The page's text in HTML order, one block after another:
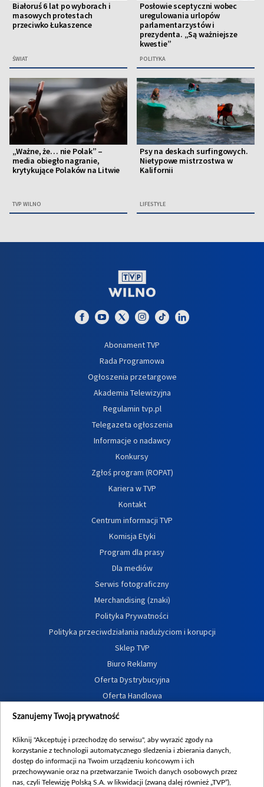
Białoruś 6 lat po wyborach i
masowych protestach
przeciwko Łukaszence
ŚWIAT
Posłowie sceptyczni wobec
uregulowania urlopów
parlamentarzystów i
prezydenta. „Są ważniejsze
kwestie”
POLITYKA
„Ważne, że… nie Polak” –
media obiegło nagranie,
krytykujące Polaków na Litwie
TVP WILNO
Psy na deskach surfingowych.
Nietypowe mistrzostwa w
Kalifornii
LIFESTYLE
Abonament TVP
Rada Programowa
Ogłoszenia przetargowe
Akademia Telewizyjna
Regulamin tvp.pl
Telegazeta ogłoszenia
Informacje o nadawcy
Konkursy
Zgłoś program (ROPAT)
Kariera w TVP
Kontakt
Centrum informacji TVP
Komisja Etyki
Program dla prasy
Dla mediów
Serwis fotograficzny
Merchandising (znaki)
Polityka Prywatności
Polityka przeciwdziałania nadużyciom i korupcji
Sklep TVP
Biuro Reklamy
Oferta Dystrybucyjna
Oferta Handlowa
Dostępność
Procedura zgłoszeń wewnętrznych
Szanujemy Twoją prywatność
Kliknij "Akceptuję i przechodzę do serwisu", aby wyrazić zgody na
korzystanie z technologii automatycznego śledzenia i zbierania danych,
dostęp do informacji na Twoim urządzeniu końcowym i ich
przechowywanie oraz na przetwarzanie Twoich danych osobowych przez
nas, czyli Telewizję Polską S.A. w likwidacji (zwaną dalej również „TVP”),